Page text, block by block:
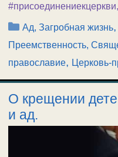
#присоединениекцеркви,
Рубрики
Ад, Загробная жизнь,
Преемственность,
православие, Церковь-
О крещении
и ад.